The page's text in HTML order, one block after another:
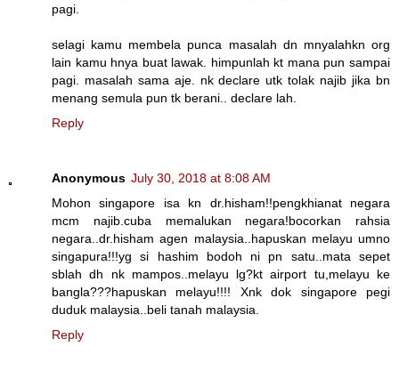
pagi.
selagi kamu membela punca masalah dn mnyalahkn org
lain kamu hnya buat lawak. himpunlah kt mana pun sampai
pagi. masalah sama aje. nk declare utk tolak najib jika bn
menang semula pun tk berani.. declare lah.
Reply
Anonymous July 30, 2018 at 8:08 AM
Mohon singapore isa kn dr.hisham!!pengkhianat negara
mcm najib.cuba memalukan negara!bocorkan rahsia
negara..dr.hisham agen malaysia..hapuskan melayu umno
singapura!!!yg si hashim bodoh ni pn satu..mata sepet
sblah dh nk mampos..melayu lg?kt airport tu,melayu ke
bangla???hapuskan melayu!!!! Xnk dok singapore pegi
duduk malaysia..beli tanah malaysia.
Reply